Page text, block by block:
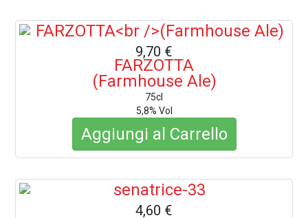
9,70 €
FARZOTTA
(Farmhouse Ale)
75cl
5,8% Vol
Aggiungi al Carrello
4,60 €